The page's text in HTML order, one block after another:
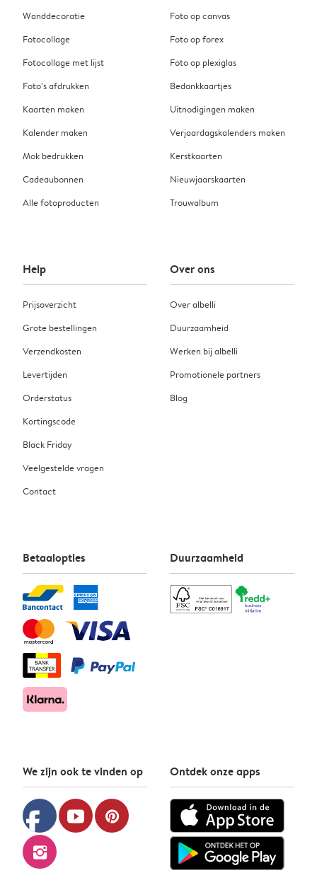
Wanddecoratie
Fotocollage
Fotocollage met lijst
Foto’s afdrukken
Kaarten maken
Kalender maken
Mok bedrukken
Cadeaubonnen
Alle fotoproducten
Foto op canvas
Foto op forex
Foto op plexiglas
Bedankkaartjes
Uitnodigingen maken
Verjaardagskalenders maken
Kerstkaarten
Nieuwjaarskaarten
Trouwalbum
Help
Prijsoverzicht
Grote bestellingen
Verzendkosten
Levertijden
Orderstatus
Kortingscode
Black Friday
Veelgestelde vragen
Contact
Over ons
Over albelli
Duurzaamheid
Werken bij albelli
Promotionele partners
Blog
Betaalopties Duurzaamheid
We zijn ook te vinden op
facebook youtube pinterest
instagram
Ontdek onze apps